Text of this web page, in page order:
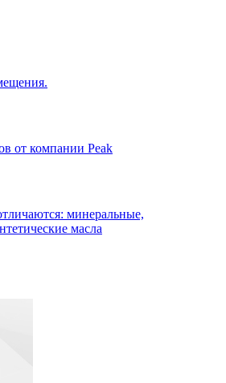
от компании Peak
минеральные,
масла